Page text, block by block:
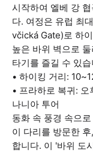
시작하여 엘베 강
다. 여정은 유럽 최
včická Gate)로 하
높은 바위 벽으로
타기를 즐길 수 있
• 하이킹 거리:
• 프라하로 복귀: 오
나니아 투어
동화 속 풍경 속으
이 다리를 방문한
합니다. 이 '바위 도